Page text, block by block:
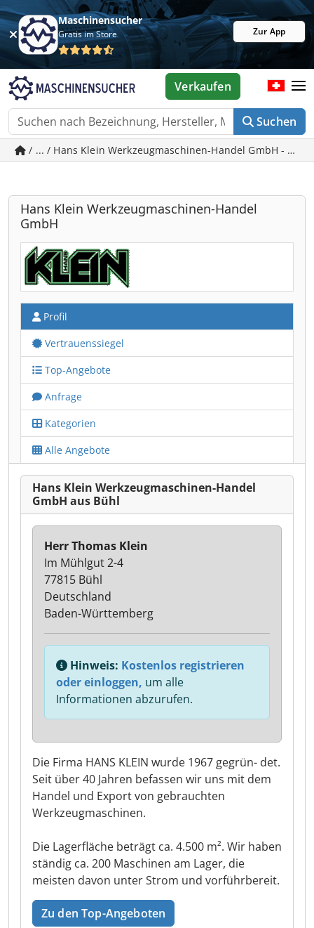
Maschinensucher
Gratis im Store Zur App
Suchen
Verkaufen
/ ... / Hans Klein Werkzeugmaschinen-Handel GmbH -
Hans Klein Werkzeugmaschinen-Handel
GmbH
Profil
Vertrauenssiegel
Top-Angebote
Anfrage
Kategorien
Alle Angebote
Hans Klein Werkzeugmaschinen-Handel
GmbH aus Bühl
Die Firma HANS KLEIN wurde 1967 gegrün- det.
Seit über 40 Jahren befassen wir uns mit dem
Handel und Export von gebrauchten
Werkzeugmaschinen.
Die Lagerfläche beträgt ca. 4.500 m². Wir haben
ständig ca. 200 Maschinen am Lager, die
meisten davon unter Strom und vorführbereit.
Zu den Top-Angeboten
Herr Thomas Klein
Im Mühlgut 2-4
77815 Bühl
Deutschland
Baden-Württemberg
Hinweis: Kostenlos registrieren
oder einloggen, um alle
Informationen abzurufen.